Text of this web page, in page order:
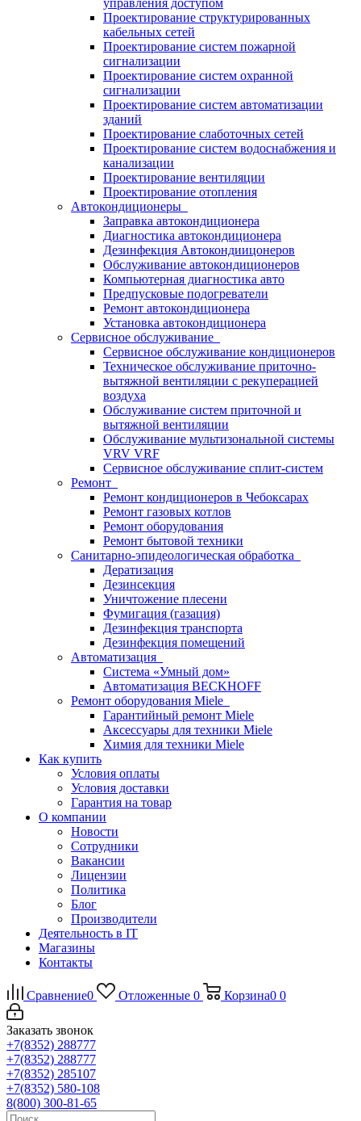
управления доступом
Проектирование структурированных
кабельных сетей
Проектирование систем пожарной
сигнализации
Проектирование систем охранной
сигнализации
Проектирование систем автоматизации
зданий
Проектирование слаботочных сетей
Проектирование систем водоснабжения и
канализации
Проектирование вентиляции
Проектирование отопления
Автокондиционеры
Заправка автокондиционера
Диагностика автокондиционера
Дезинфекция Автокондиицонеров
Обслуживание автокондиционеров
Компьютерная диагностика авто
Предпусковые подогреватели
Ремонт автокондиционера
Установка автокондиционера
Сервисное обслуживание
Сервисное обслуживание кондиционеров
Техническое обслуживание приточно-
вытяжной вентиляции с рекуперацией
воздуха
Обслуживание систем приточной и
вытяжной вентиляции
Обслуживание мультизональной системы
VRV VRF
Сервисное обслуживание сплит-систем
Ремонт
Ремонт кондиционеров в Чебоксарах
Ремонт газовых котлов
Ремонт оборудования
Ремонт бытовой техники
Санитарно-эпидеологическая обработка
Дератизация
Дезинсекция
Уничтожение плесени
Фумигация (газация)
Дезинфекция транспорта
Дезинфекция помещений
Автоматизация
Система «Умный дом»
Автоматизация BECKHOFF
Ремонт оборудования Miele
Гарантийный ремонт Miele
Аксессуары для техники Miele
Химия для техники Miele
Как купить
Условия оплаты
Условия доставки
Гарантия на товар
О компании
Новости
Сотрудники
Вакансии
Лицензии
Политика
Блог
Производители
Деятельность в IT
Магазины
Контакты
Сравнение0 Отложенные 0 Корзина0 0
Заказать звонок
+7(8352) 288777
+7(8352) 288777
+7(8352) 285107
+7(8352) 580-108
8(800) 300-81-65